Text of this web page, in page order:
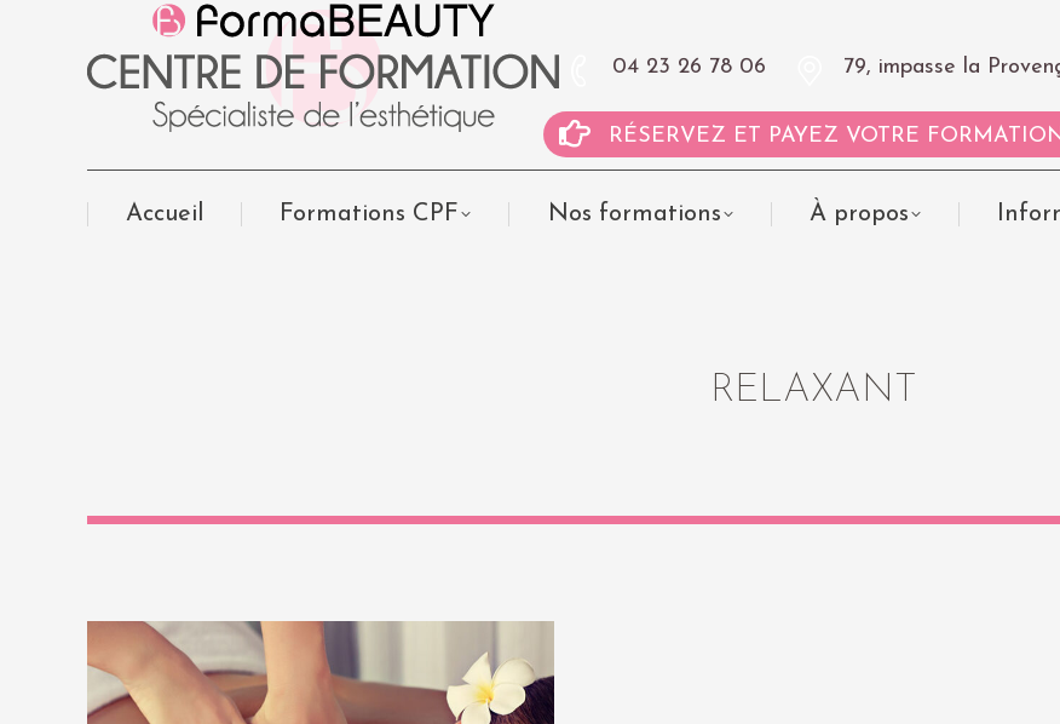
04 23 26 78 06 79, impasse la
RÉSERVEZ ET PAYEZ VOTRE
Accueil Formations CPF Nos formations À propos
RELAXANT